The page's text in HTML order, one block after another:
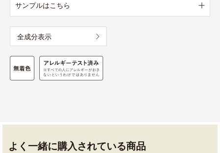
サンプルはこちら
全成分表示
よく一緒に購入されている商品